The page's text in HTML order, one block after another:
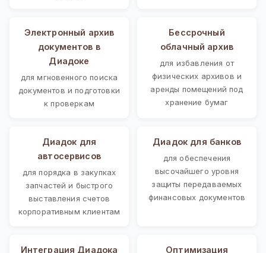
Электронный архив
документов в
Диадоке
для мгновенного поиска
документов и подготовки
к проверкам
Бессрочный
облачный архив
для избавления от
физических архивов и
аренды помещений под
хранение бумаг
Диадок для
автосервисов
для порядка в закупках
запчастей и быстрого
выставления счетов
корпоративным клиентам
Диадок для банков
для обеспечения
высочайшего уровня
защиты передаваемых
финансовых документов
Интеграция Диадока
Оптимизация